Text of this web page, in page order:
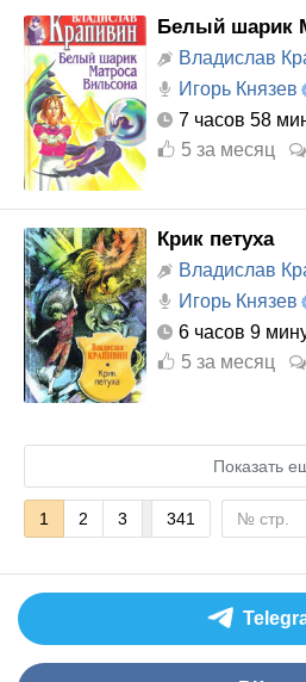
Белый шарик
Владислав
Игорь Князев
7 часов 58
5 за месяц
Крик петуха
Владислав
Игорь Князев
6 часов 9
5 за месяц
Показать
1 2 3 341